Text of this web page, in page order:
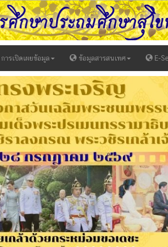
การเปิดเผยข้อมูล ข้อมูลสารสนเทศ E-